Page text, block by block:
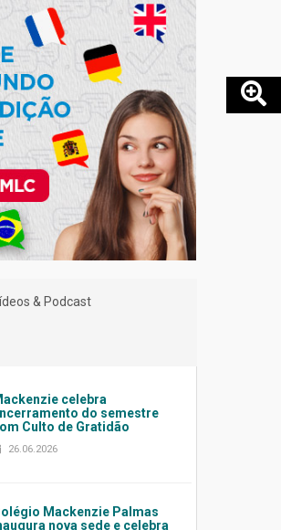
& Podcast
celebra
do semestre
Culto de Gratidão
26.06.2026
Mackenzie Palmas
nova sede e celebra